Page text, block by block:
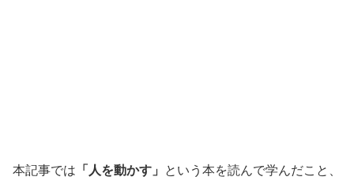
本記事では 「人を動かす」
という本を読んで学んだこと、